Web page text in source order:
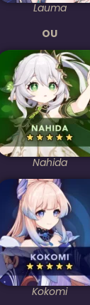
Lauma
OU
Nahida
Kokomi